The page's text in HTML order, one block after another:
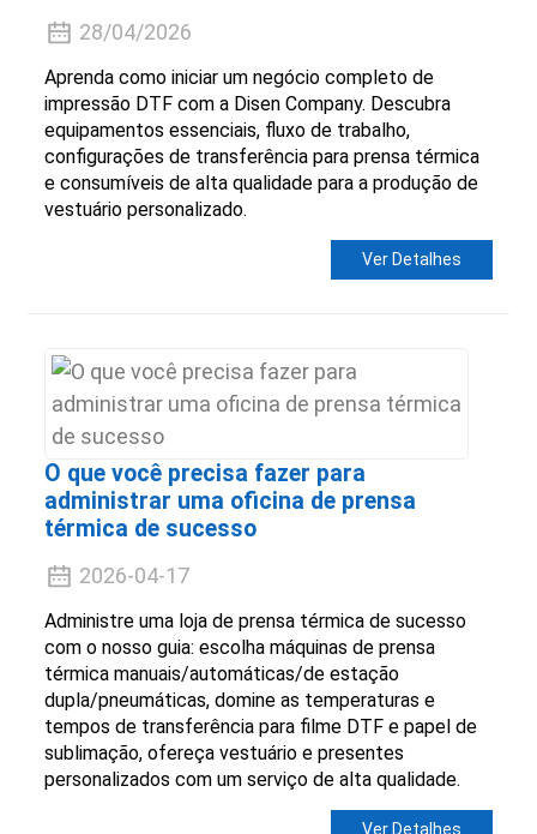
28/04/2026
Aprenda como iniciar um negócio completo de
impressão DTF com a Disen Company. Descubra
equipamentos essenciais, fluxo de trabalho,
configurações de transferência para prensa térmica
e consumíveis de alta qualidade para a produção de
vestuário personalizado.
Ver Detalhes
O que você precisa fazer para
administrar uma oficina de prensa
térmica de sucesso
2026-04-17
Administre uma loja de prensa térmica de sucesso
com o nosso guia: escolha máquinas de prensa
térmica manuais/automáticas/de estação
dupla/pneumáticas, domine as temperaturas e
tempos de transferência para filme DTF e papel de
sublimação, ofereça vestuário e presentes
personalizados com um serviço de alta qualidade.
Ver Detalhes